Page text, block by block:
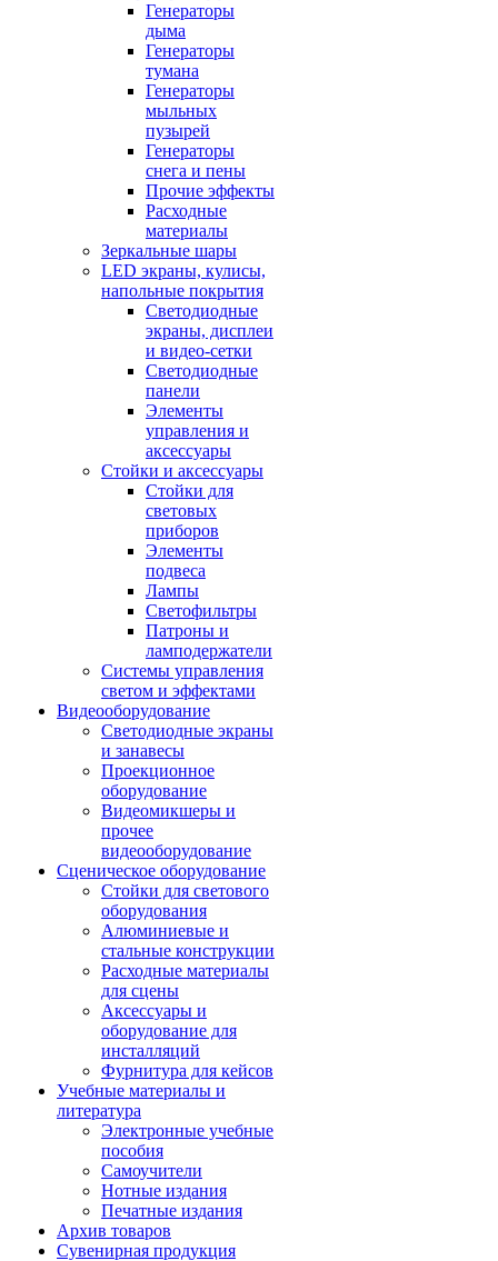
Генераторы
дыма
Генераторы
тумана
Генераторы
мыльных
пузырей
Генераторы
снега и пены
Прочие эффекты
Расходные
материалы
Зеркальные шары
LED экраны, кулисы,
напольные покрытия
Светодиодные
экраны, дисплеи
и видео-сетки
Светодиодные
панели
Элементы
управления и
аксессуары
Стойки и аксессуары
Стойки для
световых
приборов
Элементы
подвеса
Лампы
Светофильтры
Патроны и
ламподержатели
Системы управления
светом и эффектами
Видеооборудование
Светодиодные экраны
и занавесы
Проекционное
оборудование
Видеомикшеры и
прочее
видеооборудование
Сценическое оборудование
Стойки для светового
оборудования
Алюминиевые и
стальные конструкции
Расходные материалы
для сцены
Аксессуары и
оборудование для
инсталляций
Фурнитура для кейсов
Учебные материалы и
литература
Электронные учебные
пособия
Самоучители
Нотные издания
Печатные издания
Архив товаров
Сувенирная продукция